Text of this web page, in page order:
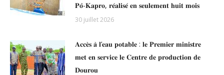
𝐏𝐨̂-𝐊𝐚𝐩𝐫𝐨, 𝐫𝐞́𝐚𝐥𝐢𝐬𝐞́ 𝐞𝐧 𝐬𝐞𝐮𝐥𝐞𝐦𝐞𝐧𝐭 𝐡𝐮𝐢𝐭 𝐦𝐨𝐢𝐬
30 juillet 2026
𝐀𝐜𝐜𝐞̀𝐬 𝐚̀ 𝐥’𝐞𝐚𝐮 𝐩𝐨𝐭𝐚𝐛𝐥𝐞 : 𝐥𝐞 𝐏𝐫𝐞𝐦𝐢𝐞𝐫 𝐦𝐢𝐧𝐢𝐬𝐭𝐫𝐞
𝐦𝐞𝐭 𝐞𝐧 𝐬𝐞𝐫𝐯𝐢𝐜𝐞 𝐥𝐞 𝐂𝐞𝐧𝐭𝐫𝐞 𝐝𝐞 𝐩𝐫𝐨𝐝𝐮𝐜𝐭𝐢𝐨𝐧 𝐝𝐞
𝐃𝐨𝐮𝐫𝐨𝐮